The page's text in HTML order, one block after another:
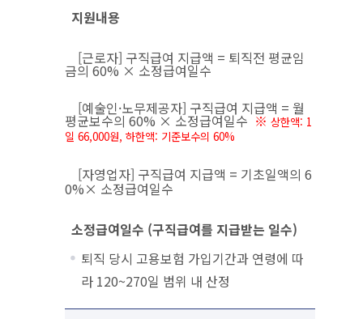
지원내용
[근로자] 구직급여 지급액 = 퇴직전 평균임
금의 60% × 소정급여일수
[예술인·노무제공자] 구직급여 지급액 = 월
평균보수의 60% × 소정급여일수※ 상한액: 1
일 66,000원, 하한액: 기준보수의 60%
[자영업자] 구직급여 지급액 = 기초일액의 6
0%× 소정급여일수
소정급여일수 (구직급여를 지급받는 일수)
퇴직 당시 고용보험 가입기간과 연령에 따
라 120~270일 범위 내 산정
설명